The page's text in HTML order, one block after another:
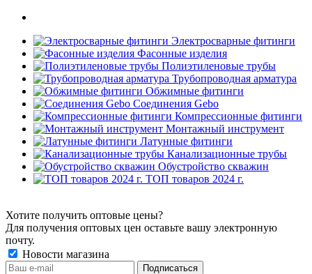
Электросварные фитинги
Фасонные изделия
Полиэтиленовые трубы
Трубопроводная арматура
Обжимные фитинги
Соединения Gebo
Компрессионные фитинги
Монтажный инструмент
Латунные фитинги
Канализационные трубы
Обустройство скважин
ТОП товаров 2024 г.
Хотите получить оптовые цены?
Для получения оптовых цен оставьте вашу электронную
почту.
Новости магазина